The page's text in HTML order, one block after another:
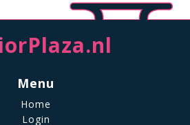
Menu
Home
Login